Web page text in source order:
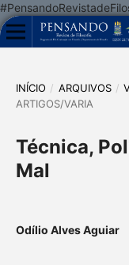
INÍCIO / ARQUIVOS /
ARTIGOS/VARIA
Técnica,
Mal
Odílio Alves Aguiar